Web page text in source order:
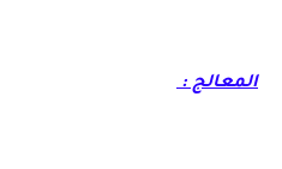
المعالج :